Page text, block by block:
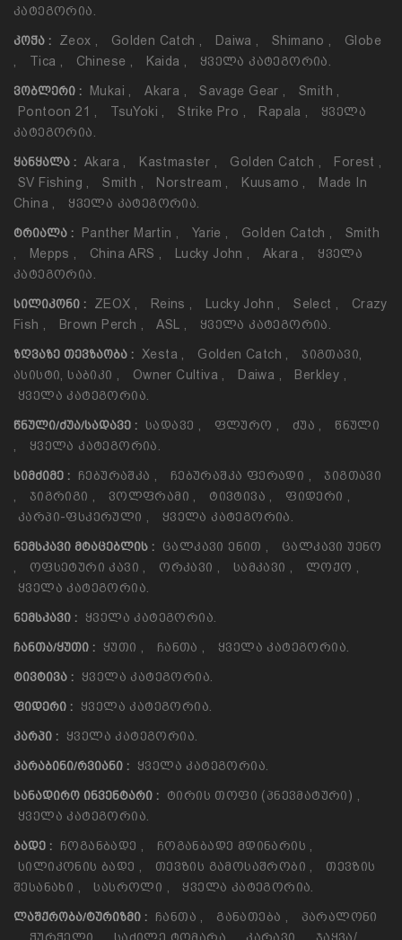
Კატეგორია.
ᲙᲝᲭᲐ : Zeox , Golden Catch , Daiwa , Shimano ,
Globe
,
Tica , Chinese , Kaida , Ყველა Კატეგორია.
ᲕᲝᲑᲚᲔᲠᲘ : Mukai , Akara , Savage Gear , Smith ,
Pontoon 21 , TsuYoki , Strike Pro , Rapala ,
Ყველა
Კატეგორია.
ᲧᲐᲜᲧᲐᲚᲐ : Akara , Kastmaster , Golden Catch , Forest ,
SV Fishing , Smith , Norstream , Kuusamo ,
Made In
China , Ყველა Კატეგორია.
ᲢᲠᲘᲐᲚᲐ : Panther Martin , Yarie , Golden Catch ,
Smith
,
Mepps , China ARS , Lucky John , Akara ,
Ყველა
Კატეგორია.
ᲡᲘᲚᲘᲙᲝᲜᲘ : ZEOX , Reins , Lucky John , Select ,
Crazy
Fish , Brown Perch , ASL , Ყველა Კატეგორია.
ᲖᲦᲕᲐᲖᲔ ᲗᲔᲕᲖᲐᲝᲑᲐ : Xesta , Golden Catch ,
Ჯიგთავი,
Ასისტი, Საბიკი , Owner Cultiva , Daiwa , Berkley ,
Ყველა Კატეგორია.
ᲬᲜᲣᲚᲘ/ᲫᲣᲐ/ᲡᲐᲓᲐᲕᲔ : Სადავე , Ფლურო , Ძუა ,
Წნული
,
Ყველა Კატეგორია.
ᲡᲘᲛᲫᲘᲛᲔ : Ჩებურაშკა , Ჩებურაშკა Ფერადი ,
Ჯიგთავი
,
Ჯიგრიგი , Ვოლფრამი , Ტივტივა , Ფიდერი ,
Კარპი-Ფსკერული , Ყველა Კატეგორია.
ᲜᲔᲛᲡᲙᲐᲕᲘ ᲛᲢᲐᲪᲔᲑᲚᲘᲡ : Ცალკავი Ენით ,
Ცალკავი Უენო
,
Ოფსეტური Კავი , Ორკავი , Სამკავი , Ლოქო ,
Ყველა Კატეგორია.
ᲜᲔᲛᲡᲙᲐᲕᲘ : Ყველა Კატეგორია.
ᲩᲐᲜᲗᲐ/ᲧᲣᲗᲘ : Ყუთი , Ჩანთა , Ყველა Კატეგორია.
ᲢᲘᲕᲢᲘᲕᲐ : Ყველა Კატეგორია.
ᲤᲘᲓᲔᲠᲘ : Ყველა Კატეგორია.
ᲙᲐᲠᲞᲘ : Ყველა Კატეგორია.
ᲙᲐᲠᲐᲑᲘᲜᲘ/ᲠᲕᲘᲐᲜᲘ : Ყველა Კატეგორია.
ᲡᲐᲜᲐᲓᲘᲠᲝ ᲘᲜᲕᲔᲜᲢᲐᲠᲘ : Ტირის Თოფი (პნევმატური) ,
Ყველა Კატეგორია.
ᲑᲐᲓᲔ : Ჩოგანბადე , Ჩოგანბადე Მდინარის ,
Სილიკონის Ბადე , Თევზის Გამოსაშრობი ,
Თევზის
Შესანახი , Სასროლი , Ყველა Კატეგორია.
ᲚᲐᲨᲥᲠᲝᲑᲐ/ᲢᲣᲠᲘᲖᲛᲘ : Ჩანთა , Განათება ,
Პარალონი